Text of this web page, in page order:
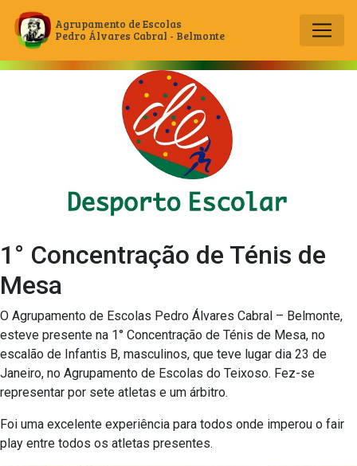
Main Navigation
Agrupamento de Escolas
Pedro Álvares Cabral - Belmonte
1° Concentração de Ténis de
Mesa
O Agrupamento de Escolas Pedro Álvares Cabral – Belmonte,
esteve presente na 1° Concentração de Ténis de Mesa, no
escalão de Infantis B, masculinos, que teve lugar dia 23 de
Janeiro, no Agrupamento de Escolas do Teixoso. Fez-se
representar por sete atletas e um árbitro.
Foi uma excelente experiência para todos onde imperou o fair
play entre todos os atletas presentes.